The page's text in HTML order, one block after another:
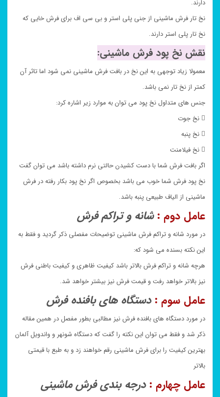
دارند.
نخ تار فرش ماشینی از جنی پلی استر و بی سی اف برای فرش خایی که
نخ تار پلی استر دارند.
نقش نخ پود فرش ماشینی:
معمولا زیاد توجهی به این نخ در بافت فرش ماشینی نمی شود اما تاثر آن
کمتر از نخ تار نمی باشد.
جنس های متداول نخ پود می توان به موارد زیر اشاره کرد:
 نخ جوت
 نخ پنبه
 نخ فیلامنت
اگر بافت فرش شما با دست کشیدن حالتی نرم داشته باشد می توان گفت
نخ پود فرش شما خوب می باشد بخصوص اگر نخ پود بکار رفته در فرش
ماشینی از الیاف طبیعی پنبه باشد.
عامل دوم : شانه و تراکم فرش
در مورد شانه و تراکم فرش ماشینی توضیحات مفصلی ذکر گردید و فقط به
این نکته بسنده می شود که:
هرچه شانه و تراکم فرش بالاتر باشد کیفیت ظاهری و کیفیت باطنی فرش
نیز بالاتر خواهد رفت و قیمت فرش نیز بیشتر خواهد شد.
عامل سوم : دستگاه های بافنده فرش
در مورد دستگاه های بافنده فرش نیز مطالبی بطور مفصل در همین مقاله
ذکر شد و فقط می توان این نکته را گفت که دستگاه شونهر و واندویل آلمان
بهترین کیفیت را برای فرش ماشینی رقم خواهند زد و به طبع با قیمتی
بالاتر
عامل چهارم : درجه بندی فرش ماشینی